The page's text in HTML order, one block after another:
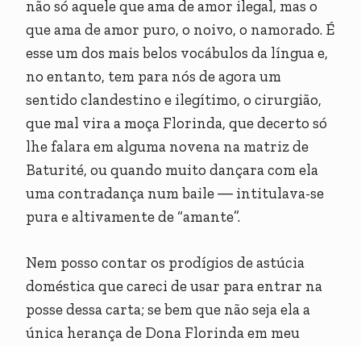
não só aquele que ama de amor ilegal, mas o
que ama de amor puro, o noivo, o namorado. É
esse um dos mais belos vocábulos da língua e,
no entanto, tem para nós de agora um
sentido clandestino e ilegítimo, o cirurgião,
que mal vira a moça Florinda, que decerto só
lhe falara em alguma novena na matriz de
Baturité, ou quando muito dançara com ela
uma contradança num baile ― intitulava-se
pura e altivamente de “amante”.
Nem posso contar os prodígios de astúcia
doméstica que careci de usar para entrar na
posse dessa carta; se bem que não seja ela a
única herança de Dona Florinda em meu